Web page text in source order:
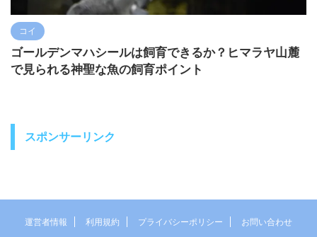
コイ
ゴールデンマハシールは飼育できるか？ヒマラヤ山麓
で見られる神聖な魚の飼育ポイント
スポンサーリンク
運営者情報 利用規約 プライバシーポリシー お問い合わせ